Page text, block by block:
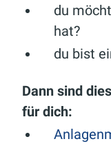
du
hat?
du bist
Dann sind
für dich: